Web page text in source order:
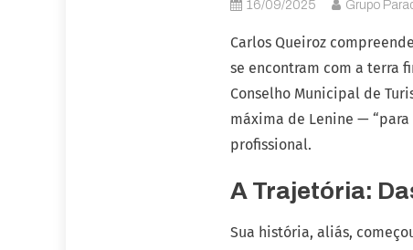
16/09/2025 Grupo
Carlos Queiroz
se encontram com a terra
Conselho Municipal de
máxima de Lenine —
profissional.
A Trajetória:
Sua história, aliás,